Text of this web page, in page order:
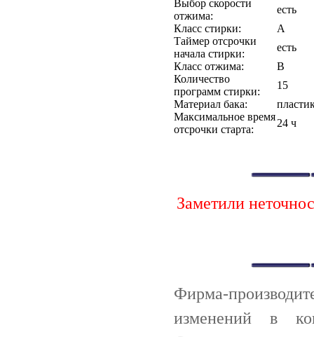
Выбор скорости
отжима:
есть
Класс стирки:
A
Таймер отсрочки
начала стирки:
есть
Класс отжима:
B
Количество
программ стирки:
15
Материал бака:
Максимальное время
отсрочки старта:
24 ч
Заметили
Фирма-
изменений в